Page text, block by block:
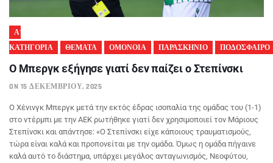
Α'
ΚΑΤΗΓΟΡΙΑ
ΘΕΜΑΤΑ ΟΜΟΝΟΙΑ ΠΑΡΑΣΚΗΝΙΟ ΠΟΔΟΣΦΑΙΡΟ
O Mπεργκ εξήγησε γιατί δεν παίζει ο Στεπίνσκι
ON 15 ΔΕΚΕΜΒΡΊΟΥ, 2025
Ο Χένινγκ Μπεργκ μετά την εκτός έδρας ισοπαλία της ομάδας του (1-1)
στο ντέρμπι με την ΑΕΚ ρωτήθηκε γιατί δεν χρησιμοποιεί τον Μάριους
Στεπίνσκι και απάντησε: «Ο Στεπίνσκι είχε κάποιους τραυματισμούς,
τώρα είναι καλά και προπονείται με την ομάδα. Όμως η ομάδα πήγαινε
καλά αυτό το διάστημα, υπάρχει μεγάλος ανταγωνισμός, Νεοφύτου,